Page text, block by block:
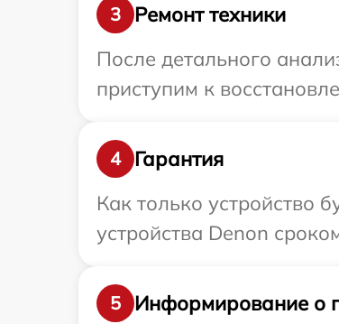
3
Ремонт техники
После детального
приступим к
4
Гарантия
Как только устройство
устройства Denon
5
Информирование о